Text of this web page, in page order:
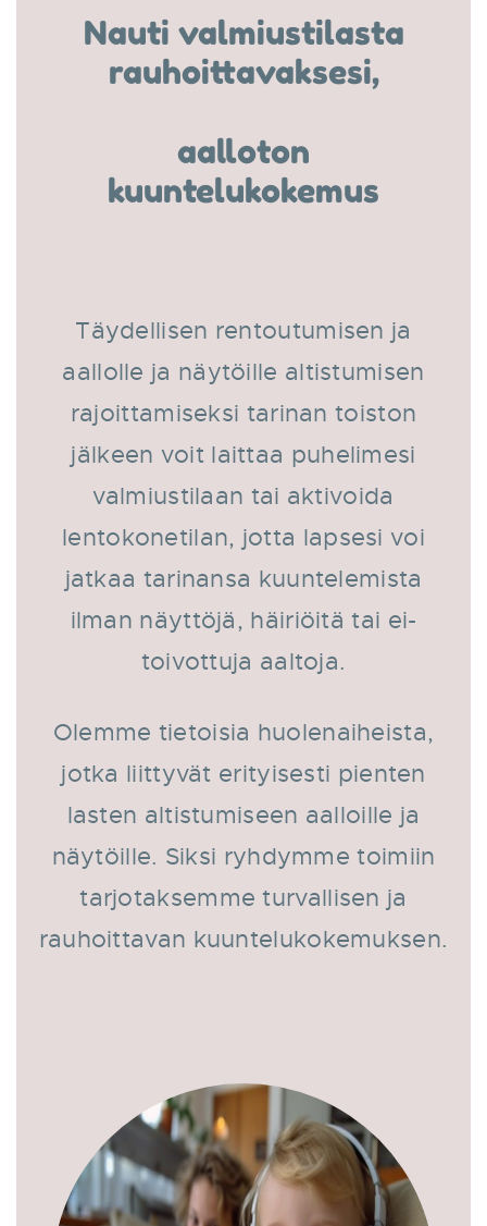
Nauti valmiustilasta
rauhoittavaksesi,
aalloton
kuuntelukokemus
Täydellisen rentoutumisen ja
aallolle ja näytöille altistumisen
rajoittamiseksi tarinan toiston
jälkeen voit laittaa puhelimesi
valmiustilaan tai aktivoida
lentokonetilan, jotta lapsesi voi
jatkaa tarinansa kuuntelemista
ilman näyttöjä, häiriöitä tai ei-
toivottuja aaltoja.
Olemme tietoisia huolenaiheista,
jotka liittyvät erityisesti pienten
lasten altistumiseen aalloille ja
näytöille. Siksi ryhdymme toimiin
tarjotaksemme turvallisen ja
rauhoittavan kuuntelukokemuksen.